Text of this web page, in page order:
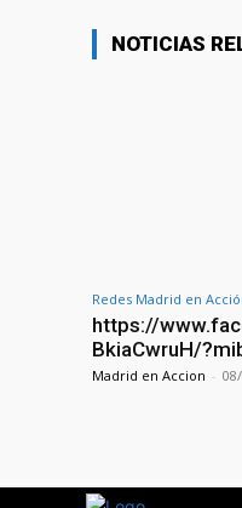
NOTICIAS
Redes Madrid en
https://
BkiaCwruH/
Madrid en Accion -